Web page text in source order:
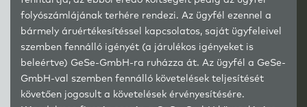
folyószámlájának terhére rendezi. Az ügyfél ezennel a
bármely áruértékesítéssel kapcsolatos, saját ügyfeleivel
szemben fennálló igényét (a járulékos igényeket is
beleértve) GeSe-GmbH-ra ruházza át. Az ügyfél a GeSe-
GmbH-val szemben fennálló követelések teljesítését
követően jogosult a követelések érvényesítésére.